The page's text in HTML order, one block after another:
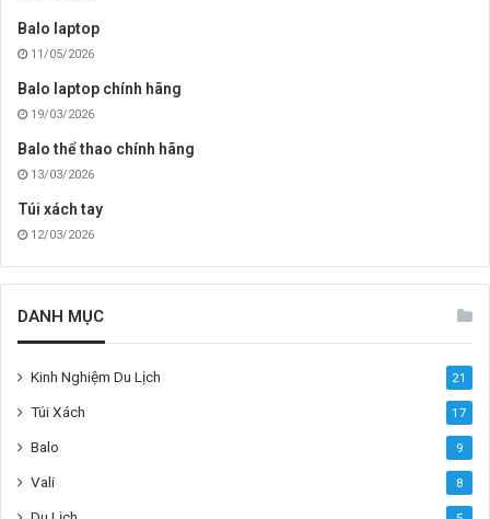
Balo laptop
11/05/2026
Balo laptop chính hãng
19/03/2026
Balo thể thao chính hãng
13/03/2026
Túi xách tay
12/03/2026
DANH MỤC
Kinh Nghiệm Du Lịch 21
Túi Xách 17
Balo 9
Vali 8